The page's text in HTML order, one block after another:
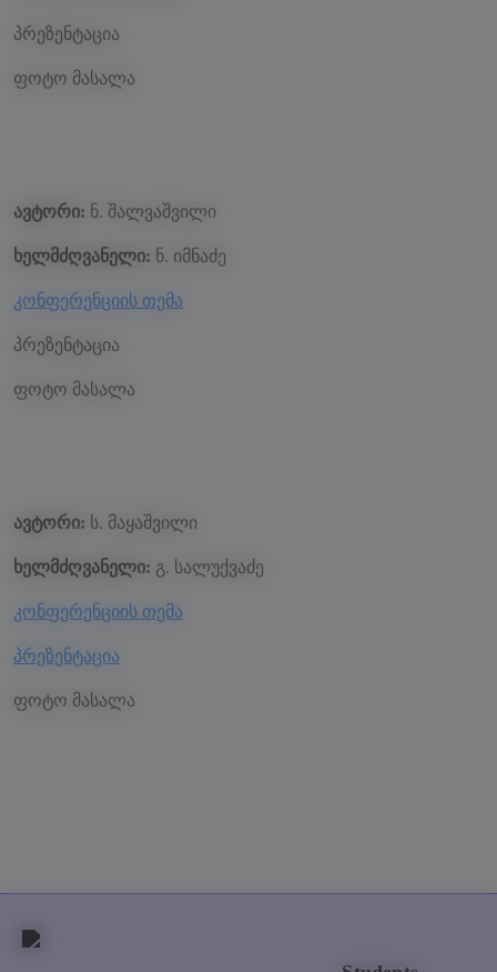
პრეზენტაცია
ფოტო მასალა
ავტორი: ნ. შალვაშვილი
ხელმძღვანელი: ნ. იმნაძე
კონფერენციის თემა
პრეზენტაცია
ფოტო მასალა
ავტორი: ს. მაყაშვილი
ხელმძღვანელი: გ. სალუქვაძე
კონფერენციის თემა
პრეზენტაცია
ფოტო მასალა